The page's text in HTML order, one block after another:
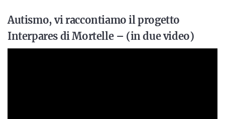
Autismo, vi raccontiamo il progetto
Interpares di Mortelle – (in due video)